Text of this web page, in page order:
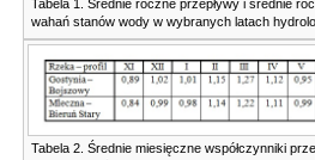
Tabela 1. Średnie roczne przepływy i średnie
wahań stanów wody w wybranych latach
Tabela 2. Średnie miesięczne współczynniki